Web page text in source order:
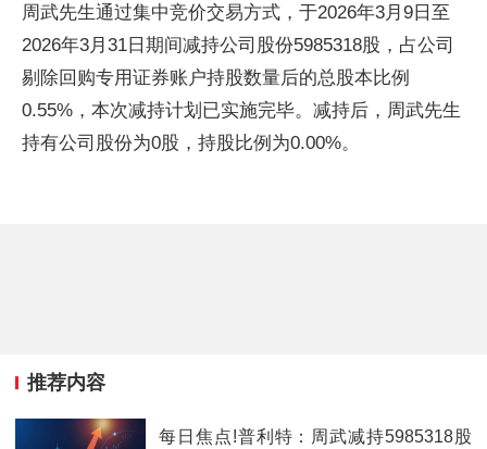
周武先生通过集中竞价交易方式，于2026年3月9日至
2026年3月31日期间减持公司股份5985318股，占公司
剔除回购专用证券账户持股数量后的总股本比例
0.55%，本次减持计划已实施完毕。减持后，周武先生
持有公司股份为0股，持股比例为0.00%。
推荐内容
每日焦点!普利特：周武减持5985318股